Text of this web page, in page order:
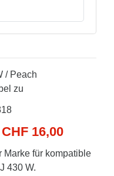
/ Peach
zu
16,00
Marke für kompatible
430 W.